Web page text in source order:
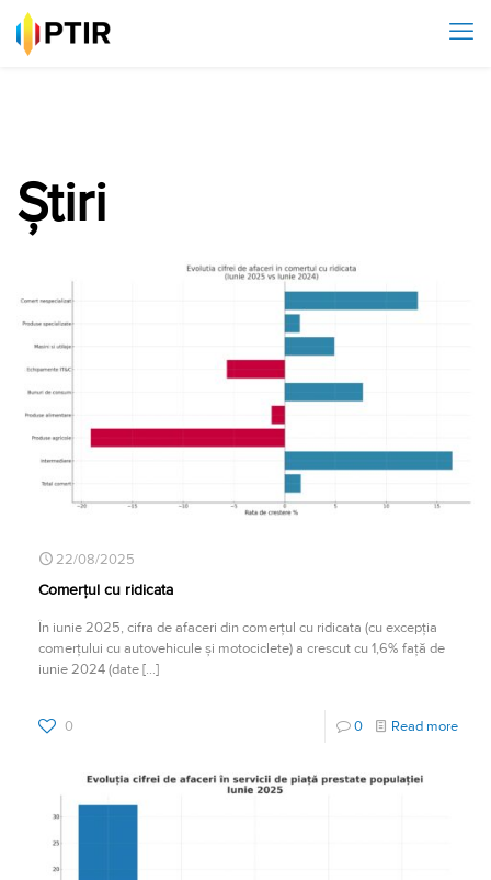
Știri
22/08/2025
Comerțul cu ridicata
În iunie 2025, cifra de afaceri din comerțul cu ridicata (cu excepția
comerțului cu autovehicule și motociclete) a crescut cu 1,6% față de
iunie 2024 (date[…]
0 0 Read more